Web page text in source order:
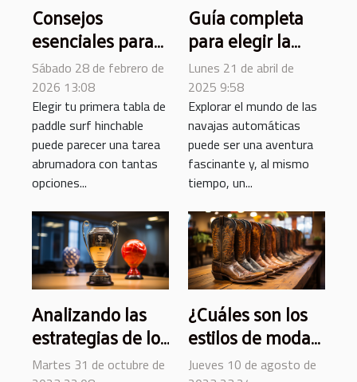
Consejos
esenciales para
elegir tu primera
tabla de paddle
surf hinchable
Sábado 28 de febrero de
2026 13:08
Elegir tu primera tabla de
paddle surf hinchable
puede parecer una tarea
abrumadora con tantas
opciones...
Guía completa
para elegir la
mejor navaja
automática para
ti
Lunes 21 de abril de
2025 9:58
Explorar el mundo de las
navajas automáticas
puede ser una aventura
fascinante y, al mismo
tiempo, un...
Analizando las
estrategias de los
equipos sorpresa
Martes 31 de octubre de
¿Cuáles son los
estilos de moda
de las botas
Jueves 10 de agosto de